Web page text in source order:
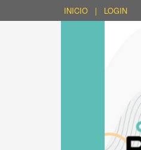
INICIO | LOGIN